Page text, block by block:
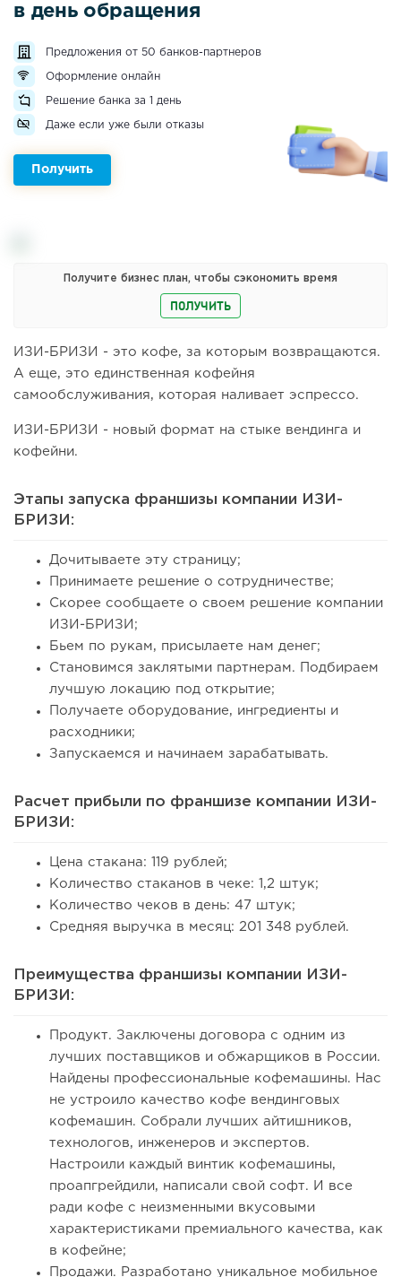
в день обращения
Предложения от 50 банков-партнеров
Оформление онлайн
Решение банка за 1 день
Даже если уже были отказы
Получить
Получите бизнес план, чтобы сэкономить время
ПОЛУЧИТЬ
ИЗИ-БРИЗИ - это кофе, за которым возвращаются.
А еще, это единственная кофейня
самообслуживания, которая наливает эспрессо.
ИЗИ-БРИЗИ - новый формат на стыке вендинга и
кофейни.
Этапы запуска франшизы компании ИЗИ-
БРИЗИ:
Дочитываете эту страницу;
Принимаете решение о сотрудничестве;
Скорее сообщаете о своем решение компании
ИЗИ-БРИЗИ;
Бьем по рукам, присылаете нам денег;
Становимся заклятыми партнерам. Подбираем
лучшую локацию под открытие;
Получаете оборудование, ингредиенты и
расходники;
Запускаемся и начинаем зарабатывать.
Расчет прибыли по франшизе компании ИЗИ-
БРИЗИ:
Цена стакана: 119 рублей;
Количество стаканов в чеке: 1,2 штук;
Количество чеков в день: 47 штук;
Средняя выручка в месяц: 201 348 рублей.
Преимущества франшизы компании ИЗИ-
БРИЗИ:
Продукт. Заключены договора с одним из
лучших поставщиков и обжарщиков в России.
Найдены профессиональные кофемашины. Нас
не устроило качество кофе вендинговых
кофемашин. Собрали лучших айтишников,
технологов, инженеров и экспертов.
Настроили каждый винтик кофемашины,
проапгрейдили, написали свой софт. И все
ради кофе с неизменными вкусовыми
характеристиками премиального качества, как
в кофейне;
Продажи. Разработано уникальное мобильное